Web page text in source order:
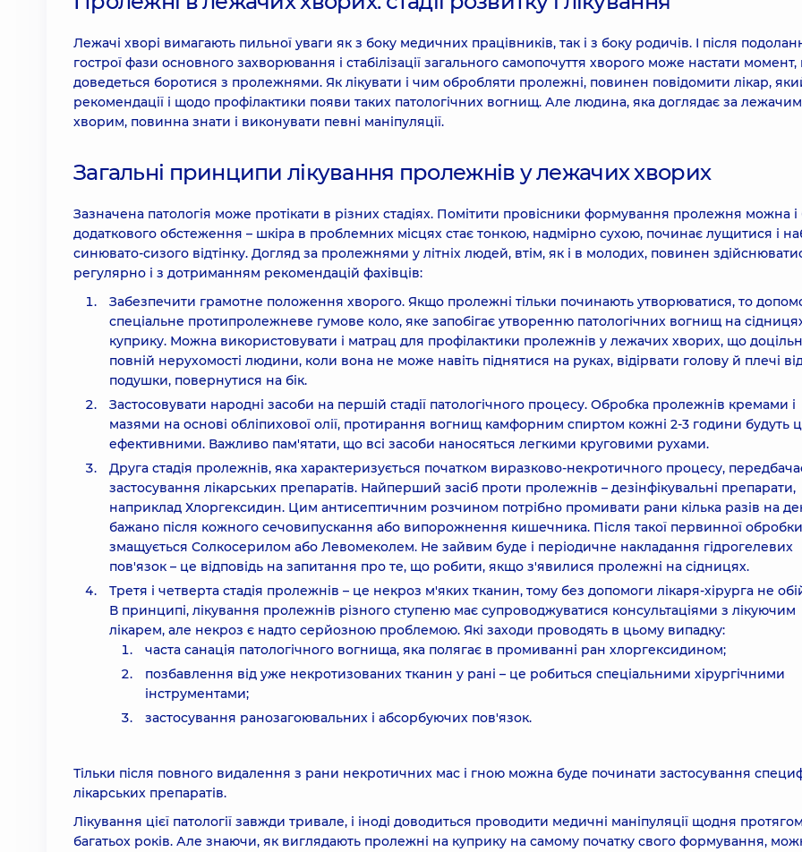
Лежачі хворі вимагають пильної уваги як з боку медичних працівників, так і з боку родичів. І після
гострої фази основного захворювання і стабілізації загального самопочуття хворого може настати момент,
доведеться боротися з пролежнями. Як лікувати і чим обробляти пролежні, повинен повідомити лікар,
рекомендації і щодо профілактики появи таких патологічних вогнищ. Але людина, яка доглядає за лежачим
хворим, повинна знати і виконувати певні маніпуляції.
Загальні принципи лікування пролежнів у лежачих хворих
Зазначена патологія може протікати в різних стадіях. Помітити провісники формування пролежня можна і
додаткового обстеження – шкіра в проблемних місцях стає тонкою, надмірно сухою, починає лущитися і
синювато-сизого відтінку. Догляд за пролежнями у літніх людей, втім, як і в молодих, повинен
регулярно і з дотриманням рекомендацій фахівців:
Забезпечити грамотне положення хворого. Якщо пролежні тільки починають утворюватися, то
спеціальне протипролежневе гумове коло, яке запобігає утворенню патологічних вогнищ на
куприку. Можна використовувати і матрац для профілактики пролежнів у лежачих хворих, що
повній нерухомості людини, коли вона не може навіть піднятися на руках, відірвати голову й плечі
подушки, повернутися на бік.
Застосовувати народні засоби на першій стадії патологічного процесу. Обробка пролежнів кремами і
мазями на основі обліпихової олії, протирання вогнищ камфорним спиртом кожні 2-3 години будуть
ефективними. Важливо пам'ятати, що всі засоби наносяться легкими круговими рухами.
Друга стадія пролежнів, яка характеризується початком виразково-некротичного процесу,
застосування лікарських препаратів. Найперший засіб проти пролежнів – дезінфікувальні препарати,
наприклад Хлоргексидин. Цим антисептичним розчином потрібно промивати рани кілька разів на
бажано після кожного сечовипускання або випорожнення кишечника. Після такої первинної
змащується Солкосерилом або Левомеколем. Не зайвим буде і періодичне накладання гідрогелевих
пов'язок – це відповідь на запитання про те, що робити, якщо з'явилися пролежні на сідницях.
Третя і четверта стадія пролежнів – це некроз м'яких тканин, тому без допомоги лікаря-хірурга не
В принципі, лікування пролежнів різного ступеню має супроводжуватися консультаціями з лікуючим
лікарем, але некроз є надто серйозною проблемою. Які заходи проводять в цьому випадку:
часта санація патологічного вогнища, яка полягає в промиванні ран хлоргексидином;
позбавлення від уже некротизованих тканин у рані – це робиться спеціальними хірургічними
інструментами;
застосування ранозагоювальних і абсорбуючих пов'язок.
Тільки після повного видалення з рани некротичних мас і гною можна буде починати застосування
лікарських препаратів.
Лікування цієї патології завжди тривале, і іноді доводиться проводити медичні маніпуляції щодня протягом
багатьох років. Але знаючи, як виглядають пролежні на куприку на самому початку свого формування,